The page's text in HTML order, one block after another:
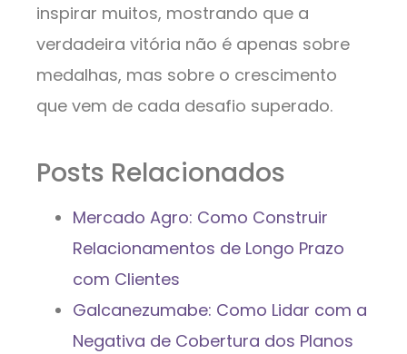
inspirar muitos, mostrando que a
verdadeira vitória não é apenas sobre
medalhas, mas sobre o crescimento
que vem de cada desafio superado.
Posts Relacionados
Mercado Agro: Como Construir
Relacionamentos de Longo Prazo
com Clientes
Galcanezumabe: Como Lidar com a
Negativa de Cobertura dos Planos